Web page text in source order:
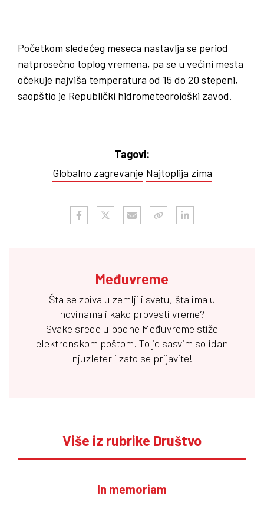
Početkom sledećeg meseca nastavlja se period
natprosečno toplog vremena, pa se u većini mesta
očekuje najviša temperatura od 15 do 20 stepeni,
saopštio je Republički hidrometeorološki zavod.
Tagovi:
Globalno zagrevanje Najtoplija zima
Međuvreme
Šta se zbiva u zemlji i svetu, šta ima u
novinama i kako provesti vreme?
Svake srede u podne Međuvreme stiže
elektronskom poštom. To je sasvim solidan
njuzleter i zato se prijavite!
Više iz rubrike Društvo
In memoriam